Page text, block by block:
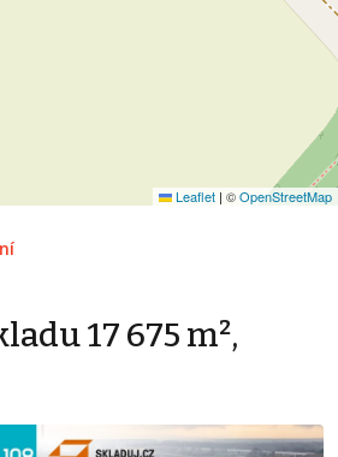
Leaflet | ©OpenStreetMap
17 675 m²,